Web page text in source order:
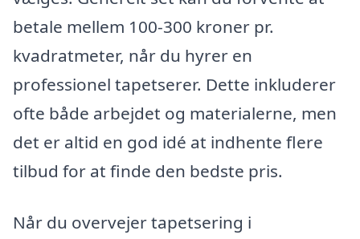
betale mellem 100-300 kroner pr.
kvadratmeter, når du hyrer en
professionel tapetserer. Dette inkluderer
ofte både arbejdet og materialerne, men
det er altid en god idé at indhente flere
tilbud for at finde den bedste pris.
Når du overvejer tapetsering i